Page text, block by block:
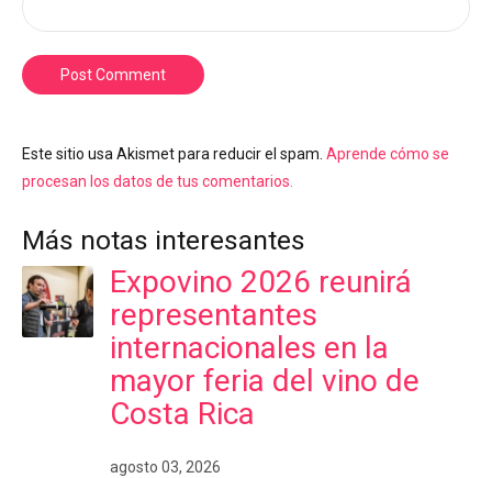
Post Comment
Este sitio usa Akismet para reducir el spam. Aprende cómo se
procesan los datos de tus comentarios.
Más notas interesantes
Expovino 2026 reunirá
representantes
internacionales en la
mayor feria del vino de
Costa Rica
agosto 03, 2026